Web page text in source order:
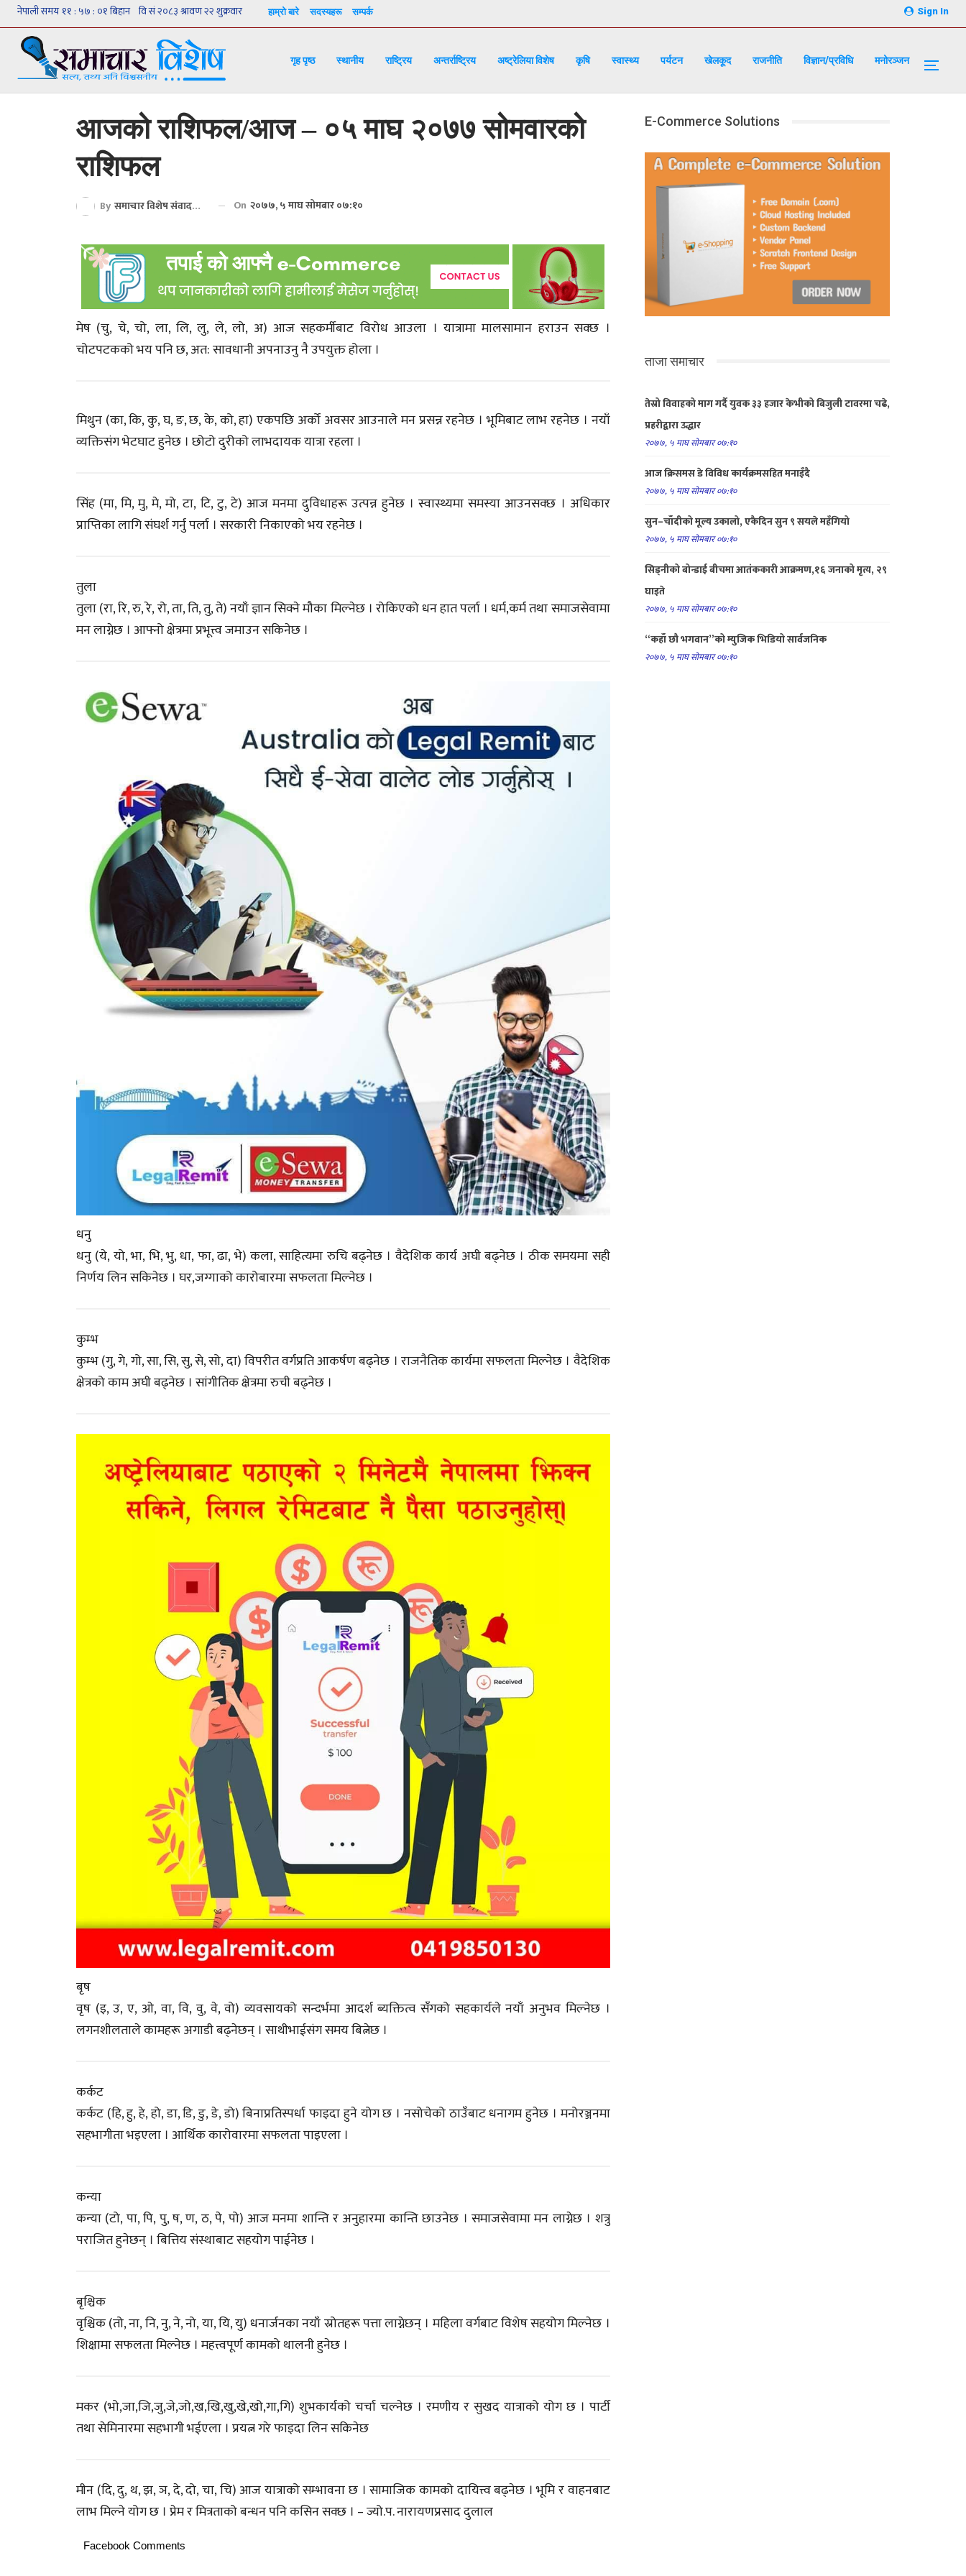
Sign In
हाम्रो बारे सदस्यहरू सम्पर्क
गृह पृष्ठ स्थानीय राष्ट्रिय अन्तर्राष्ट्रिय अष्ट्रेलिया विशेष कृषि स्वास्थ्य पर्यटन खेलकूद राजनीति विज्ञान/प्रविधि मनोरञ्जन
आजको राशिफल/आज – ०५ माघ २०७७ सोमवारको
राशिफल
By समाचार विशेष संवाददाता On २०७७, ५ माघ सोमबार ०७:१०
मेष (चु, चे, चो, ला, लि, लु, ले, लो, अ) आज सहकर्मीबाट विरोध आउला । यात्रामा मालसामान हराउन सक्छ ।
चोटपटकको भय पनि छ, अत: सावधानी अपनाउनु नै उपयुक्त होला ।
मिथुन (का, कि, कु, घ, ङ, छ, के, को, हा) एकपछि अर्को अवसर आउनाले मन प्रसन्न रहनेछ । भूमिबाट लाभ रहनेछ । नयाँ
व्यक्तिसंग भेटघाट हुनेछ । छोटो दुरीको लाभदायक यात्रा रहला ।
सिंह (मा, मि, मु, मे, मो, टा, टि, टु, टे) आज मनमा दुविधाहरू उत्पन्न हुनेछ । स्वास्थ्यमा समस्या आउनसक्छ । अधिकार
प्राप्तिका लागि संघर्श गर्नु पर्ला । सरकारी निकाएको भय रहनेछ ।
तुला
तुला (रा, रि, रु, रे, रो, ता, ति, तु, ते) नयाँ ज्ञान सिक्ने मौका मिल्नेछ । रोकिएको धन हात पर्ला । धर्म,कर्म तथा समाजसेवामा
मन लाग्नेछ । आफ्नो क्षेत्रमा प्रभूत्त्व जमाउन सकिनेछ ।
धनु
धनु (ये, यो, भा, भि, भु, धा, फा, ढा, भे) कला, साहित्यमा रुचि बढ्नेछ । वैदेशिक कार्य अघी बढ्नेछ । ठीक समयमा सही
निर्णय लिन सकिनेछ । घर,जग्गाको कारोबारमा सफलता मिल्नेछ ।
कुम्भ
कुम्भ (गु, गे, गो, सा, सि, सु, से, सो, दा) विपरीत वर्गप्रति आकर्षण बढ्नेछ । राजनैतिक कार्यमा सफलता मिल्नेछ । वैदेशिक
क्षेत्रको काम अघी बढ्नेछ । सांगीतिक क्षेत्रमा रुची बढ्नेछ ।
बृष
वृष (इ, उ, ए, ओ, वा, वि, वु, वे, वो) व्यवसायको सन्दर्भमा आदर्श ब्यक्तित्व सँगको सहकार्यले नयाँ अनुभव मिल्नेछ ।
लगनशीलताले कामहरू अगाडी बढ्नेछन् । साथीभाईसंग समय बित्नेछ ।
कर्कट
कर्कट (हि, हु, हे, हो, डा, डि, डु, डे, डो) बिनाप्रतिस्पर्धा फाइदा हुने योग छ । नसोचेको ठाउँबाट धनागम हुनेछ । मनोरञ्जनमा
सहभागीता भइएला । आर्थिक कारोवारमा सफलता पाइएला ।
कन्या
कन्या (टो, पा, पि, पु, ष, ण, ठ, पे, पो) आज मनमा शान्ति र अनुहारमा कान्ति छाउनेछ । समाजसेवामा मन लाग्नेछ । शत्रु
पराजित हुनेछन् । बित्तिय संस्थाबाट सहयोग पाईनेछ ।
बृश्चिक
वृश्चिक (तो, ना, नि, नु, ने, नो, या, यि, यु) धनार्जनका नयाँ स्रोतहरू पत्ता लाग्नेछन् । महिला वर्गबाट विशेष सहयोग मिल्नेछ ।
शिक्षामा सफलता मिल्नेछ । महत्त्वपूर्ण कामको थालनी हुनेछ ।
मकर (भो,जा,जि,जु,जे,जो,ख,खि,खु,खे,खो,गा,गि) शुभकार्यको चर्चा चल्नेछ । रमणीय र सुखद यात्राको योग छ । पार्टी
तथा सेमिनारमा सहभागी भईएला । प्रयत्न गरे फाइदा लिन सकिनेछ
मीन (दि, दु, थ, झ, ञ, दे, दो, चा, चि) आज यात्राको सम्भावना छ । सामाजिक कामको दायित्त्व बढ्नेछ । भूमि र वाहनबाट
लाभ मिल्ने योग छ । प्रेम र मित्रताको बन्धन पनि कसिन सक्छ । – ज्यो.प. नारायणप्रसाद दुलाल
Facebook Comments
E-Commerce Solutions
ताजा समाचार
तेस्रो विवाहको माग गर्दै युवक ३३ हजार केभीको बिजुली टावरमा चढे,
प्रहरीद्वारा उद्धार
२०७७, ५ माघ सोमबार ०७:१०
आज क्रिसमस डे विविध कार्यक्रमसहित मनाइँदै
२०७७, ५ माघ सोमबार ०७:१०
सुन–चाँदीको मूल्य उकालो, एकैदिन सुन ९ सयले महँगियो
२०७७, ५ माघ सोमबार ०७:१०
सिड्नीको बोन्डाई बीचमा आतंककारी आक्रमण,१६ जनाको मृत्य, २९
घाइते
२०७७, ५ माघ सोमबार ०७:१०
“कहाँ छौ भगवान”को म्युजिक भिडियो सार्वजनिक
२०७७, ५ माघ सोमबार ०७:१०